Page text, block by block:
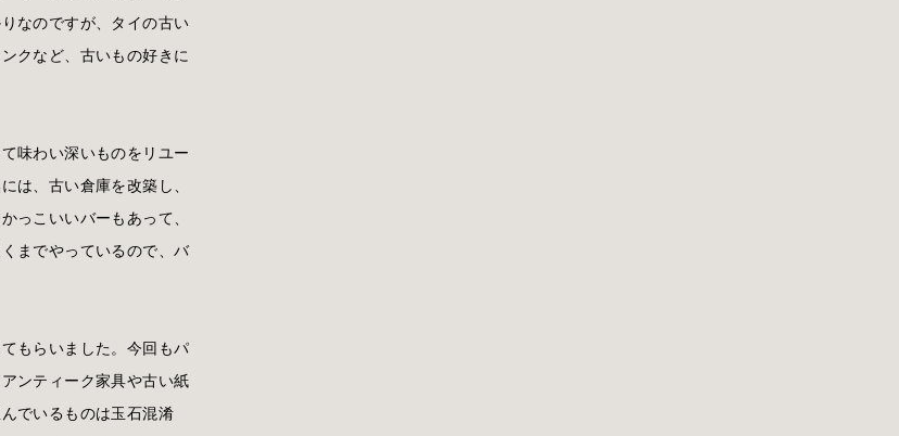
なのですが、タイの古い
クなど、古いもの好きに
味わい深いものをリユー
は、古い倉庫を改築し、
っこいいバーもあって、
までやっているので、バ
もらいました。今回もパ
ンティーク家具や古い紙
でいるものは玉石混淆